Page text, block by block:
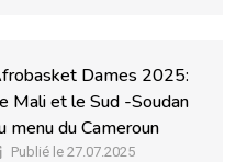
Dames 2025:
Mali et le Sud -Soudan
menu du Cameroun
Publié le 27.07.2025